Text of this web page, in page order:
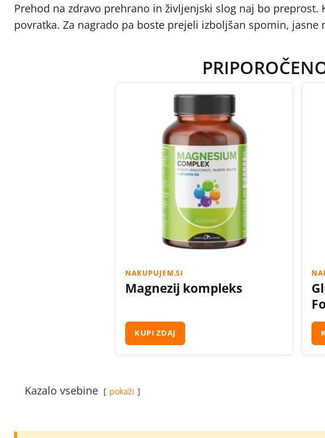
Prehod na zdravo prehrano in življenjski slog naj bo
povratka. Za nagrado pa boste prejeli izboljšan spomin,
NAKUPUJEM.SI
Magnezij kompleks
KUPI ZDAJ
Kazalo vsebine pokaži